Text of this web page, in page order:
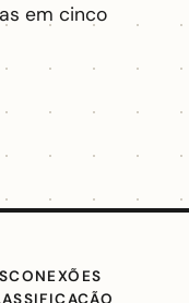
em cinco
CONEXÕES